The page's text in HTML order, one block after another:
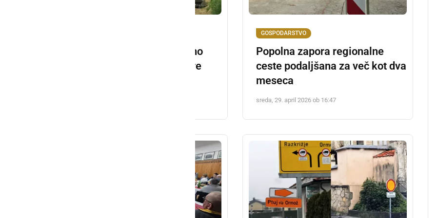
To je razlog za dvomesečno
podaljšanje popolne zapore
GOSPODARSTVO
Popolna zapora regionalne
ceste podaljšana za več kot dva
meseca
sreda, 29. april 2026 ob 16:47